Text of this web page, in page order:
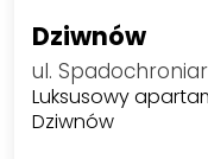
Dziwnów
ul.
Luksusowy
Dziwnów